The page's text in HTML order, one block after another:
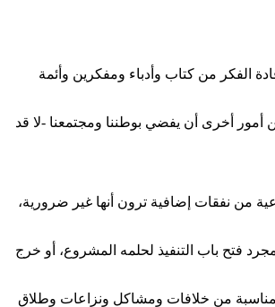
الفكر من كتاب وأدباء ومفكرين وأئمة
أمور أخرى أن يفضي بوطننا ومجتمعنا -لا قد
من نفقات إضافية ترون أنها غير ضرورية،
فتح باب التنفيذ لحلمه المشروع، أو خرج
من خلافات ومشاكل ونزاعات وطلاق